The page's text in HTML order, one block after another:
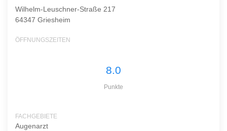
Wilhelm-Leuschner-Straße 217
64347 Griesheim
ÖFFNUNGSZEITEN
8.0
Punkte
FACHGEBIETE
Augenarzt